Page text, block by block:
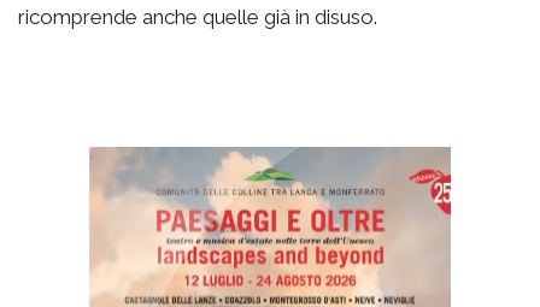
ricomprende anche quelle già in disuso.